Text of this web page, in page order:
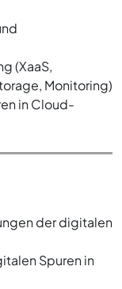
(XaaS,
Monitoring)
in Cloud-
der digitalen
Spuren in